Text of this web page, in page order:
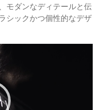
モダンなディテールと伝
シックかつ個性的なデザ